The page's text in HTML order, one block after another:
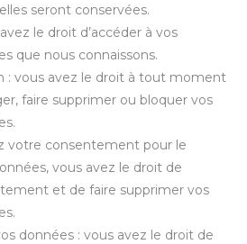
seront conservées.
le droit d’accéder à vos
que nous connaissons.
: vous avez le droit à tout moment
faire supprimer ou bloquer vos
votre consentement pour le
vous avez le droit de
et de faire supprimer vos
données : vous avez le droit de